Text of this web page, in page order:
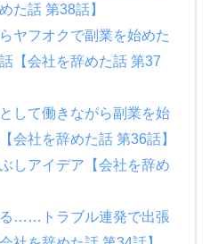
た話 第38話】
ヤフオクで副業を始めた
【会社を辞めた話 第37
して働きながら副業を始
会社を辞めた話 第36話】
しアイデア【会社を辞め
……トラブル連発で出張